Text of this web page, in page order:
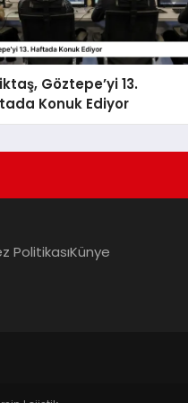
Göztepe’yi 13.
Konuk Ediyor
PolitikasıKünye